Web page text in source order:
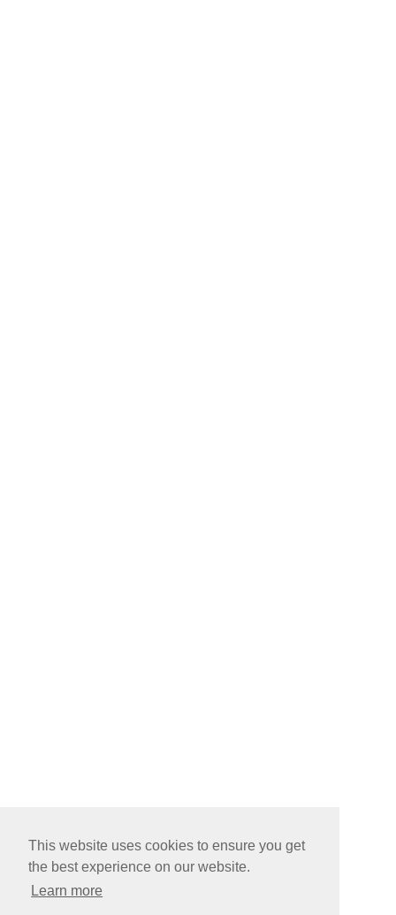
This website uses cookies to ensure you get
the best experience on our website.
Learn more